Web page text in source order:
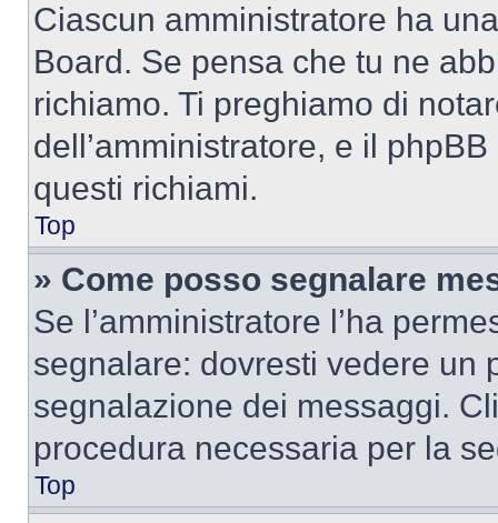
Ciascun amministratore ha
Board. Se pensa che tu ne
richiamo. Ti preghiamo di
dell’amministratore, e il
questi richiami.
Top
» Come posso segnalare
Se l’amministratore l’ha
segnalare: dovresti vedere un
segnalazione dei messaggi.
procedura necessaria per la
Top